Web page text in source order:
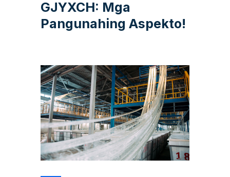
GJYXCH: Mga
Pangunahing Aspekto!